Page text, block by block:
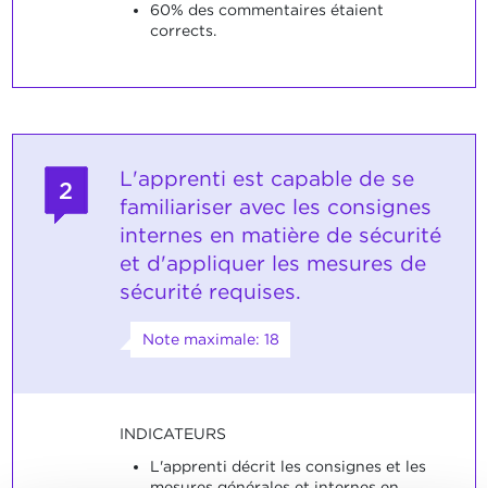
60% des commentaires étaient
corrects.
2
L'apprenti est capable de se
familiariser avec les consignes
internes en matière de sécurité
et d'appliquer les mesures de
sécurité requises.
Note maximale: 18
INDICATEURS
L'apprenti décrit les consignes et les